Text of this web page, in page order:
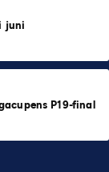
juni
P19-final